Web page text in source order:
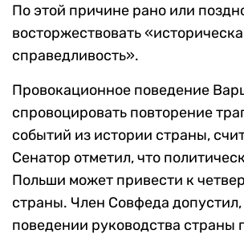
По этой причине рано или
восторжествовать
справедливость».
Провокационное поведение
спровоцировать повторение
событий из истории страны,
Сенатор отметил, что
Польши может привести к
страны. Член Совфеда допустил,
поведении руководства страны